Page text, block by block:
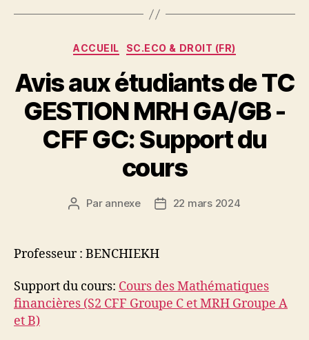
Catégories
ACCUEIL SC.ECO & DROIT (FR)
Avis aux étudiants de TC
GESTION MRH GA/GB -
CFF GC: Support du
cours
Auteur
Par annexe
Date22 mars 2024
Professeur : BENCHIEKH
Support du cours: Cours des Mathématiques
financières (S2 CFF Groupe C et MRH Groupe A
et B)